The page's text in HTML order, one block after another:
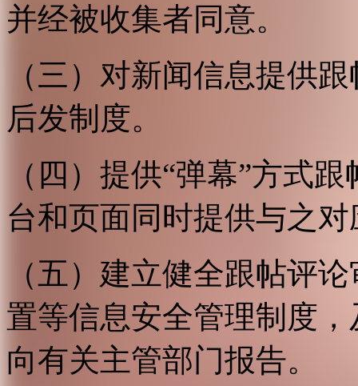
并经被收集者同意。
（三）对新闻信息提供
后发制度。
（四）提供“弹幕”方式
台和页面同时提供与之
（五）建立健全跟帖评
置等信息安全管理制度
向有关主管部门报告。